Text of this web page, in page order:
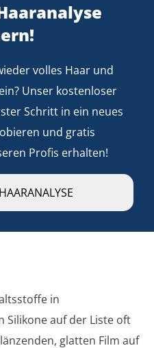
volles Haar und
Unser kostenloser
Schritt in ein neues
und gratis
Profis erhalten!
in
Silikone auf der Liste oft
glatten Film auf